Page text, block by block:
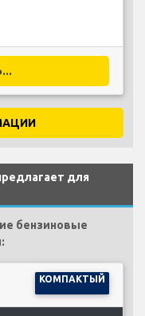
для
бензиновые
КОМПАКТЫЙ